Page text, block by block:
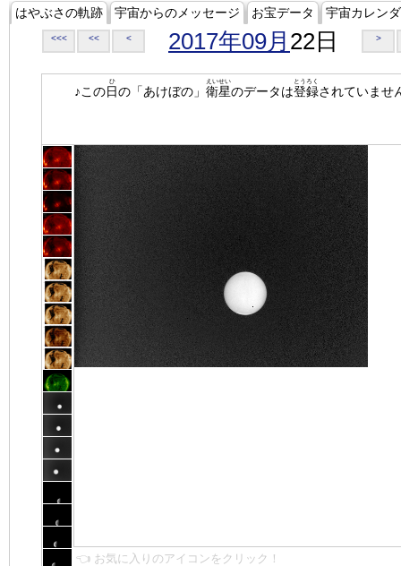
はやぶさの軌跡 宇宙からのメッセージ お宝データ 宇宙カレン
<<< << < 2017年09月 22日 >
♪この日
ひ
の「あけぼの」 衛星
えいせい
のデータは登録
とうろく
されていませ
👈 お気に入りのアイコンをクリック！